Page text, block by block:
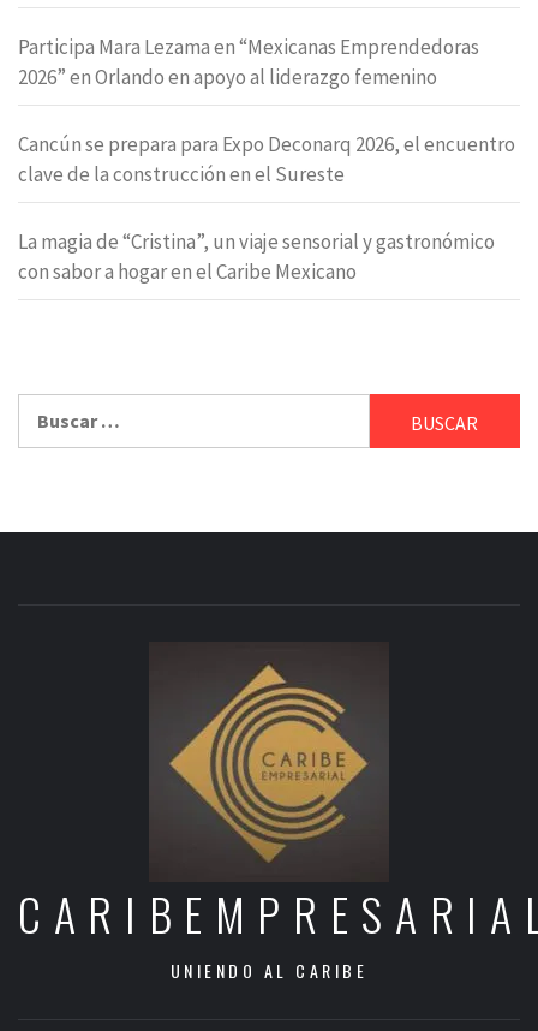
Participa Mara Lezama en “Mexicanas Emprendedoras
2026” en Orlando en apoyo al liderazgo femenino
Cancún se prepara para Expo Deconarq 2026, el encuentro
clave de la construcción en el Sureste
La magia de “Cristina”, un viaje sensorial y gastronómico
con sabor a hogar en el Caribe Mexicano
UNIENDO AL CARIBE